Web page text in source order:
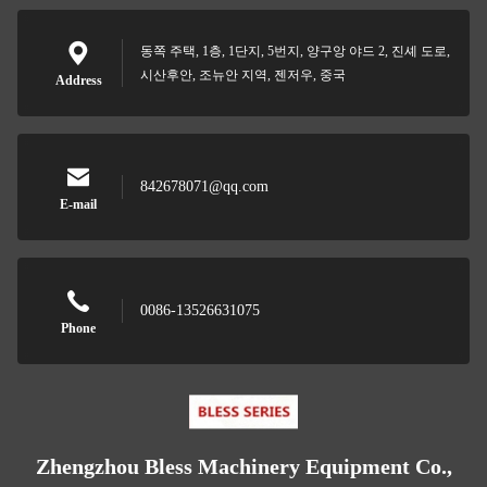
Address
동쪽 주택, 1층, 1단지, 5번지, 양구앙 야드 2, 진셰 도로,
시산후안, 조뉴안 지역, 젠저우, 중국
E-mail
842678071@qq.com
Phone
0086-13526631075
Zhengzhou Bless Machinery Equipment Co.,